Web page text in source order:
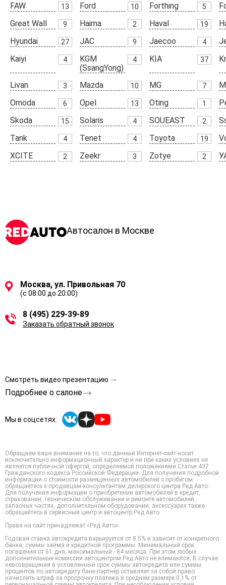
FAW
13 Ford 10 Forthing 5
Great Wall
9 Haima 2 Haval 19
Hyundai
27 JAC 9 Jaecoo 4
Kaiyi
4
KGM
(SsangYong)
4 KIA 37
Livan 3 Mazda 10 MG 7
Omoda
6 Opel 13 Oting 1
Skoda
15 Solaris 4 SOUEAST 2
Tank
4 Tenet 4 Toyota 19
XCITE
2 Zeekr 3 Zotye 2
Автосалон в Москве
Москва, ул. Привольная 70
(с 08:00 до 20:00)
8 (495) 229-39-89
Заказать обратный звонок
Смотреть видео презентацию
Подробнее о салоне
Мы в соцсетях:
Обращаем ваше внимание на то, что данный Интернет-сайт носит
исключительно информационный характер и ни при каких условиях не
является публичной офертой, определяемой положениями Статьи 437
Гражданского кодекса Российской Федерации. Для получения подробной
информации о стоимости размещенных автомобилей с пробегом
обращайтесь к продавцам-консультантам дилерского центра Ред Авто.
Для получения информации о приобретении автомобилей в кредит,
страховании, техническом обслуживании и ремонте автомобилей,
запасных частях, дополнительном оборудовании, аксессуарах также
обращайтесь в сервисный центр и автоцентр Ред Авто.
Права на сайт принадлежат «Ред Авто»
Годовая ставка автокредита варьируется от 8.5% и зависит от конкретного
банка, суммы займа и кредитной программы. Минимальный срок
погашения от 61 дня, максимальный - 84 месяца. При этом любые
дополнительные комиссии автоцентром Ред Авто не взимаются. В случае
невозвращения в условленный срок суммы автокредита или суммы
процентов по автокредиту банк-партнер оставляет за собой право
начислить штраф за просрочку платежа в среднем размере 0,1% от